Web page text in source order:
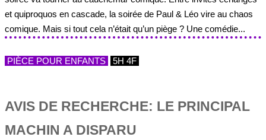
et quiproquos en cascade, la soirée de Paul & Léo vire au chaos
comique. Mais si tout cela n’était qu’un piège ? Une comédie...
PIÈCE POUR ENFANTS 5H 4F
AVIS DE RECHERCHE: LE PRINCIPAL
MACHIN A DISPARU